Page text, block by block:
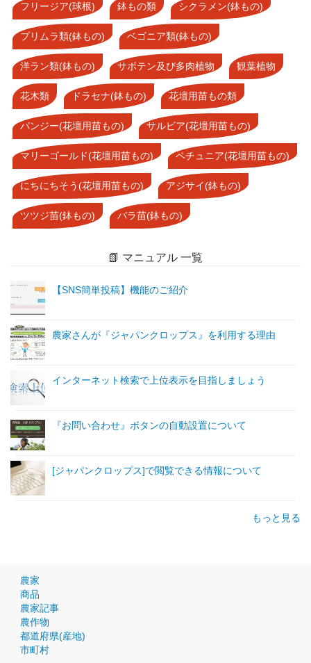
フリージア(球根) 鉢もの類 シクラメン(鉢もの)
プリムラ類(鉢もの) ベゴニア類(鉢もの)
洋ラン類(鉢もの) サボテン及び多肉植物 観葉植物
花木類 ドラセナ(鉢もの) 花壇用苗もの類
パンジー(花壇用苗もの) サルビア(花壇用苗もの)
マリーゴールド(花壇用苗もの) ペチュニア(花壇用苗もの)
にちにちそう(花壇用苗もの) アジサイ(鉢もの)
ツツジ苗(鉢もの) バラ苗(鉢もの)
📗 マニュアル 一覧
【SNS簡単投稿】機能のご紹介
農家さんが『ジャパンクロップス』を利用する理由
インターネット検索で上位表示を目指しましょう
『お問い合わせ』ボタンの自動設置について
[ジャパンクロップス]で閲覧できる情報について
もっと見る
農家
商品
農家記事
農作物
都道府県(産地)
市町村